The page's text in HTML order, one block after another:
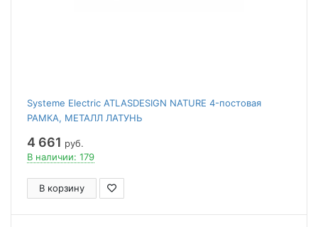
Systeme Electric ATLASDESIGN NATURE 4-постовая
РАМКА, МЕТАЛЛ ЛАТУНЬ
4 661 руб.
В наличии: 179
В корзину